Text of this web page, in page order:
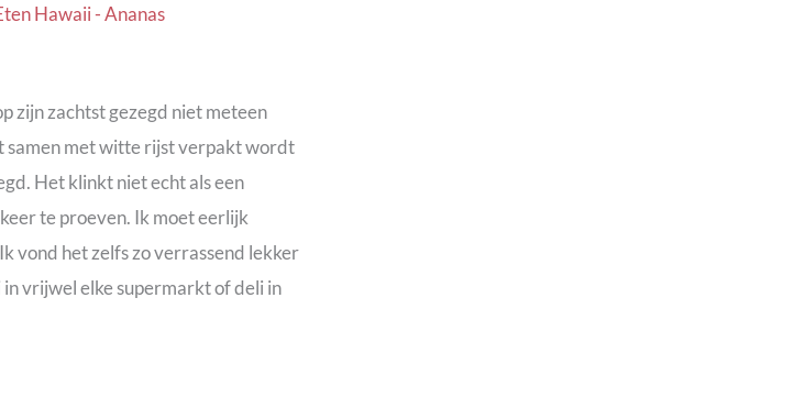
zijn zachtst gezegd niet meteen
samen met witte rijst verpakt wordt
Het klinkt niet echt als een
te proeven. Ik moet eerlijk
vond het zelfs zo verrassend lekker
vrijwel elke supermarkt of deli in